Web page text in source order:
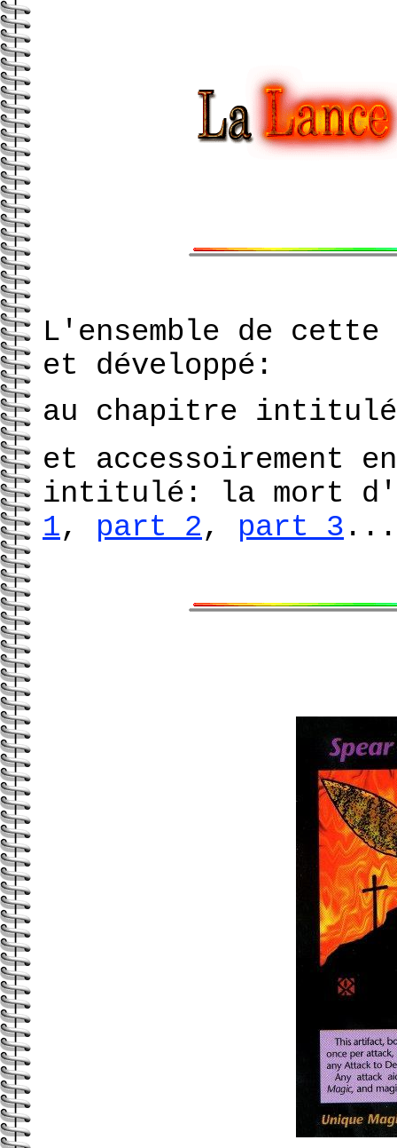
L'ensemble de
et développé:
au chapitre
et accessoirement
intitulé: la mort d'
1, part 2, part 3 ...